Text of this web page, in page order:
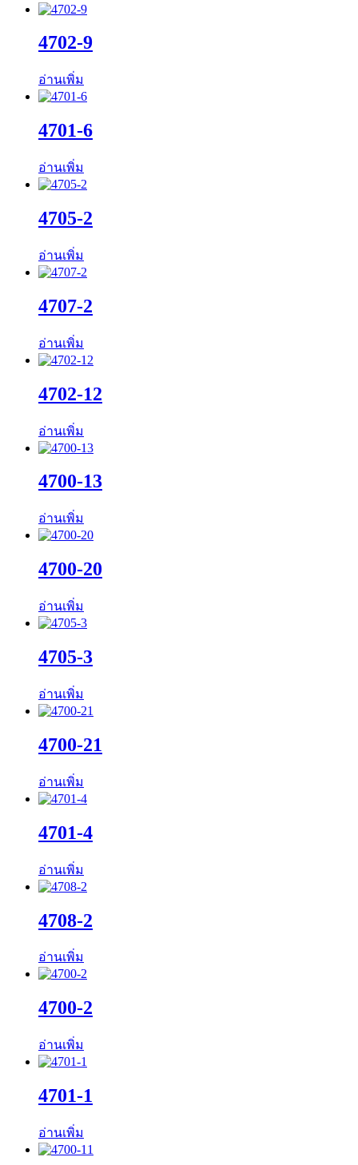
4702-9
อ่านเพิ่ม
4701-6
อ่านเพิ่ม
4705-2
อ่านเพิ่ม
4707-2
อ่านเพิ่ม
4702-12
อ่านเพิ่ม
4700-13
อ่านเพิ่ม
4700-20
อ่านเพิ่ม
4705-3
อ่านเพิ่ม
4700-21
อ่านเพิ่ม
4701-4
อ่านเพิ่ม
4708-2
อ่านเพิ่ม
4700-2
อ่านเพิ่ม
4701-1
อ่านเพิ่ม